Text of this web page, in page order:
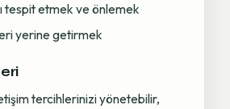
tespit etmek ve önlemek
yerine getirmek
tercihlerinizi yönetebilir,